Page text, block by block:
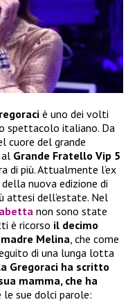
è uno dei volti
spettacolo italiano. Da
cuore del grande
Grande Fratello Vip 5
di più. Attualmente l’ex
nuova edizione di
attesi dell’estate. Nel
non sono state
è ricorso il decimo
Melina , che come
di una lunga lotta
Gregoraci ha scritto
mamma, che ha
le sue dolci parole: